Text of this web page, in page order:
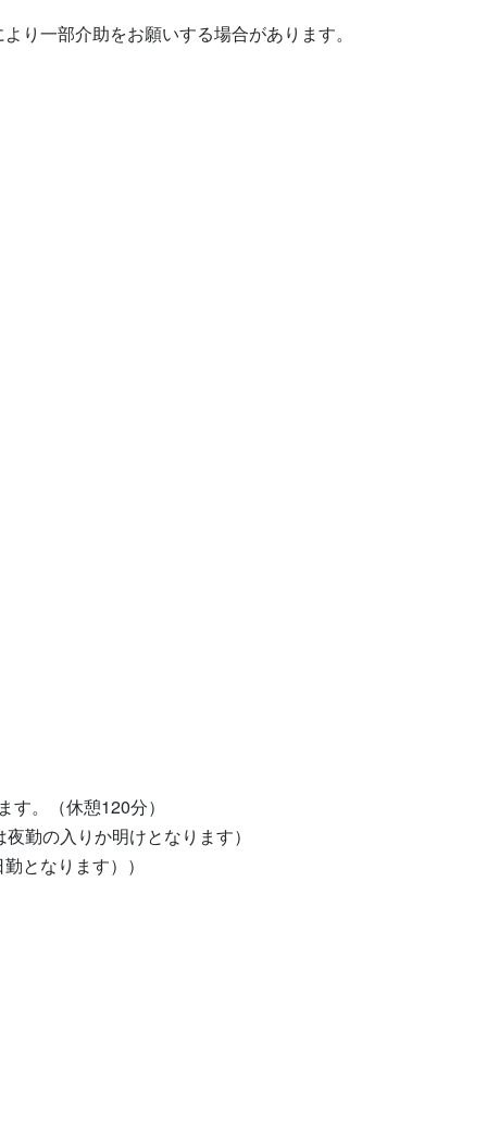
り一部介助をお願いする場合があります。
。（休憩120分）
勤の入りか明けとなります）
となります））